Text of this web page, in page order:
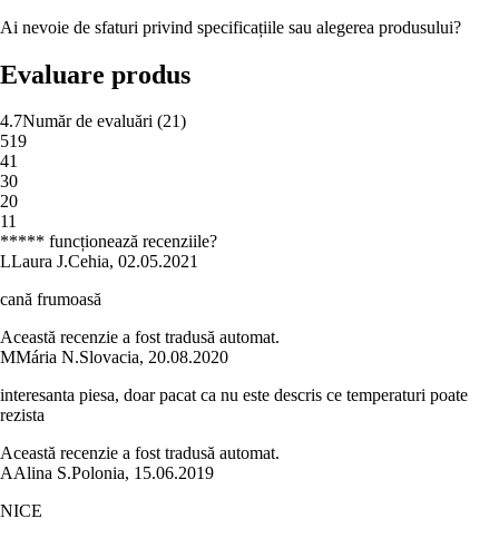
Ai nevoie de sfaturi privind specificațiile sau alegerea produsului?
Evaluare produs
4.7Număr de evaluări (21)
519
41
30
20
11
***** funcționează recenziile?
LLaura J.Cehia, 02.05.2021
cană frumoasă
Această recenzie a fost tradusă automat.
MMária N.Slovacia, 20.08.2020
interesanta piesa, doar pacat ca nu este descris ce temperaturi poate
rezista
Această recenzie a fost tradusă automat.
AAlina S.Polonia, 15.06.2019
NICE